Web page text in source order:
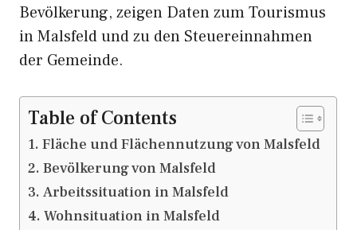
Bevölkerung, zeigen Daten zum Tourismus
in Malsfeld und zu den Steuereinnahmen
der Gemeinde.
Table of Contents
Fläche und Flächennutzung von Malsfeld
Bevölkerung von Malsfeld
Arbeitssituation in Malsfeld
Wohnsituation in Malsfeld